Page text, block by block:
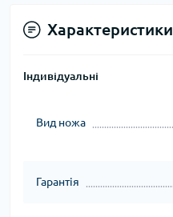
Характеристики
Індивідуальні
Вид ножа
Гарантія